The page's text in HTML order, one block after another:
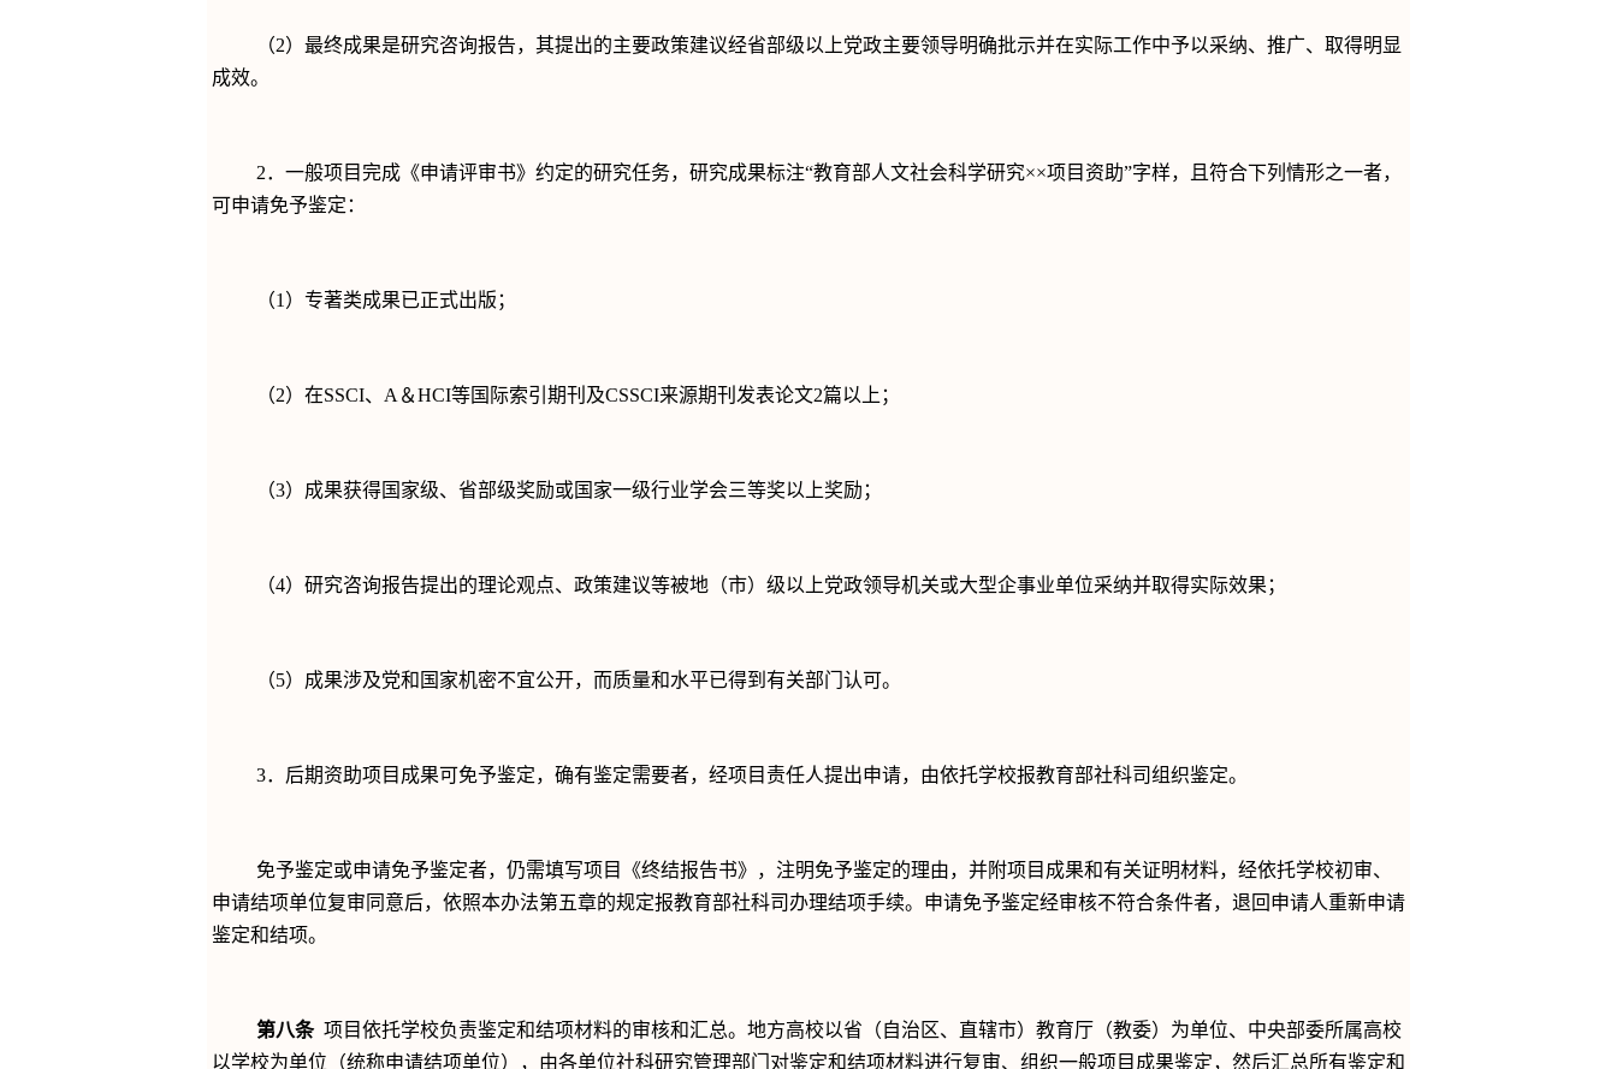
（2）最终成果是研究咨询报告，其提出的主要政策建议经省部级以上党政主要领导明确批示并在实际工作中予以采纳、推广、取得明显
成效。
2．一般项目完成《申请评审书》约定的研究任务，研究成果标注“教育部人文社会科学研究××项目资助”字样，且符合下列情形之一者，
可申请免予鉴定：
（1 ）专著类成果已正式出版；
（2）在SSCI、 A ＆HCI等国际索引期刊及CSSCI来源期刊发表论文2篇以上；
（3）成果获得国家级、省部级奖励或国家一级行业学会三等奖以上奖励；
（4）研究咨询报告提出的理论观点、政策建议等被地（市）级以上党政领导机关或大型企事业单位采纳并取得实际效果；
（5）成果涉及党和国家机密不宜公开，而质量和水平已得到有关部门认可。
3．后期资助项目成果可免予鉴定，确有鉴定需要者，经项目责任人提出申请，由依托学校报教育部社科司组织鉴定。
免予鉴定或申请免予鉴定者，仍需填写项目《终结报告书》，注明免予鉴定的理由，并附项目成果和有关证明材料，经依托学校初审、
申请结项单位复审同意后，依照本办法第五章的规定报教育部社科司办理结项手续。申请免予鉴定经审核不符合条件者，退回申请人重新申请
鉴定和结项。
第八条 项目依托学校负责鉴定和结项材料的审核和汇总。地方高校以省（自治区、直辖市）教育厅（教委）为单位、中央部委所属高校
以学校为单位（统称申请结项单位），由各单位社科研究管理部门对鉴定和结项材料进行复审、组织一般项目成果鉴定，然后汇总所有鉴定和